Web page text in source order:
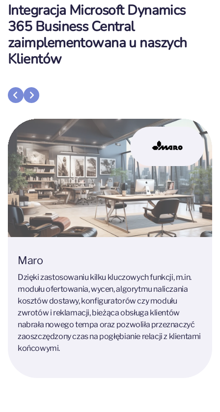
Integracja Microsoft Dynamics
365 Business Central
zaimplementowana u naszych
Klientów
Maro
Dzięki zastosowaniu kilku kluczowych funkcji, m.in.
modułu ofertowania, wycen, algorytmu naliczania
kosztów dostawy, konfiguratorów czy modułu
zwrotów i reklamacji, bieżąca obsługa klientów
nabrała nowego tempa oraz pozwoliła przeznaczyć
zaoszczędzony czas na pogłębianie relacji z klientami
końcowymi.